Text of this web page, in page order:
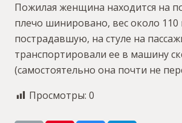
Пожилая женщина находится на
плечо шинировано, вес около 110
пострадавшую, на стуле на
транспортировали ее в машину
(самостоятельно она почти не
Просмотры: 0